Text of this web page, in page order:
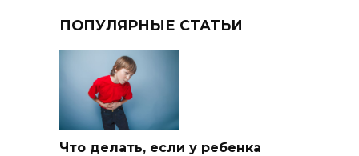
ПОПУЛЯРНЫЕ СТАТЬИ
Что делать, если у ребенка